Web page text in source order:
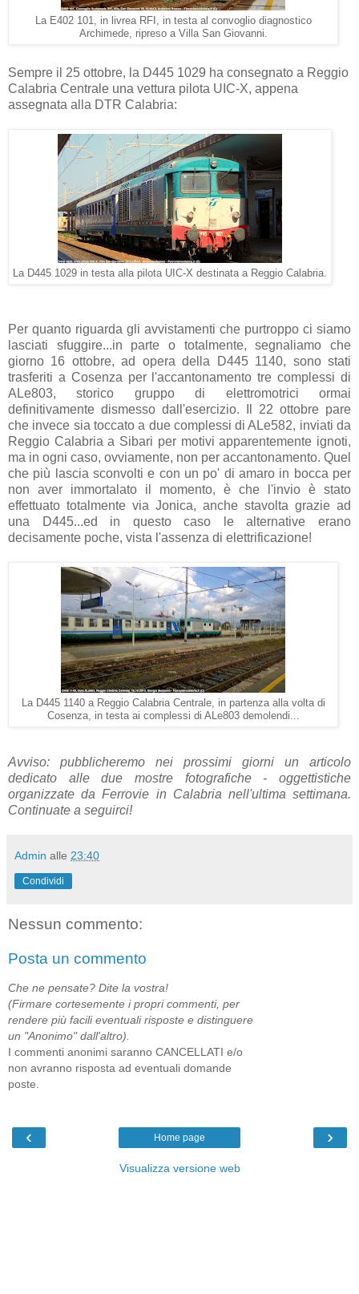
La E402 101, in livrea RFI, in testa al convoglio diagnostico
Archimede, ripreso a Villa San Giovanni.
Sempre il 25 ottobre, la D445 1029 ha consegnato a Reggio
Calabria Centrale una vettura pilota UIC-X, appena
assegnata alla DTR Calabria:
La D445 1029 in testa alla pilota UIC-X destinata a Reggio Calabria.
Per quanto riguarda gli avvistamenti che purtroppo ci siamo
lasciati sfuggire...in parte o totalmente, segnaliamo che
giorno 16 ottobre, ad opera della D445 1140, sono stati
trasferiti a Cosenza per l'accantonamento tre complessi di
ALe803, storico gruppo di elettromotrici ormai
definitivamente dismesso dall'esercizio. Il 22 ottobre pare
che invece sia toccato a due complessi di ALe582, inviati da
Reggio Calabria a Sibari per motivi apparentemente ignoti,
ma in ogni caso, ovviamente, non per accantonamento. Quel
che più lascia sconvolti e con un po' di amaro in bocca per
non aver immortalato il momento, è che l'invio è stato
effettuato totalmente via Jonica, anche stavolta grazie ad
una D445...ed in questo caso le alternative erano
decisamente poche, vista l'assenza di elettrificazione!
La D445 1140 a Reggio Calabria Centrale, in partenza alla volta di
Cosenza, in testa ai complessi di ALe803 demolendi...
Avviso: pubblicheremo nei prossimi giorni un articolo
dedicato alle due mostre fotografiche - oggettistiche
organizzate da Ferrovie in Calabria nell'ultima settimana.
Continuate a seguirci!
Admin alle 23:40
Condividi
Nessun commento:
Posta un commento
Che ne pensate? Dite la vostra!
(Firmare cortesemente i propri commenti, per
rendere più facili eventuali risposte e distinguere
un "Anonimo" dall'altro).
I commenti anonimi saranno CANCELLATI e/o
non avranno risposta ad eventuali domande
poste.
‹ ›
Home page
Visualizza versione web